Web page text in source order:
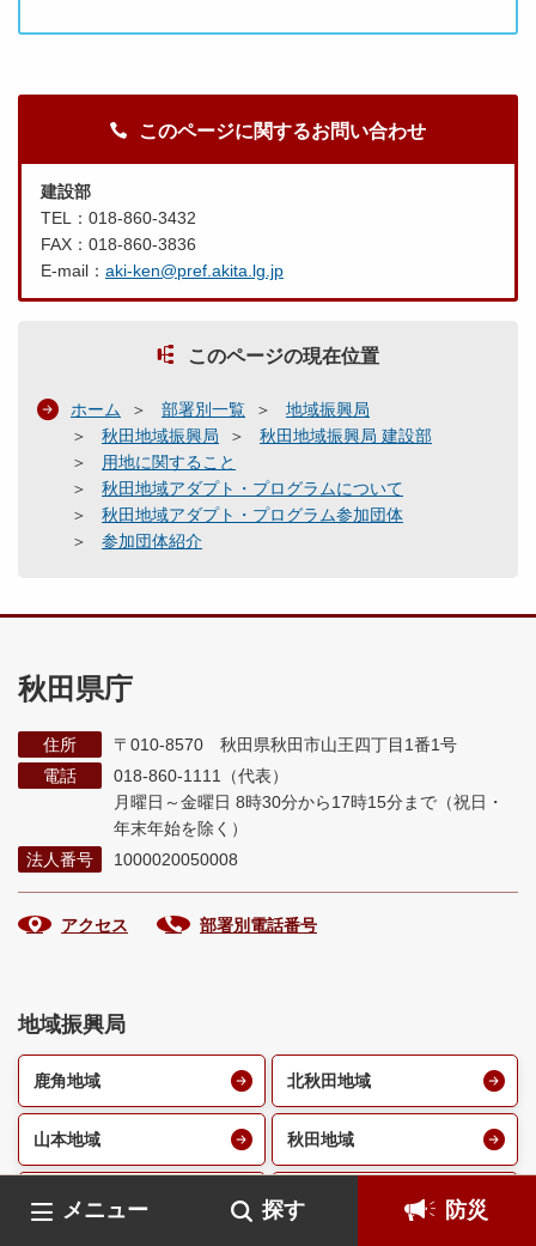
メニュー 探す 防災
このページに関するお問い合わせ
建設部
TEL：018-860-3432
FAX：018-860-3836
E-mail： aki-ken@pref.akita.lg.jp
このページの現在位置
ホーム 部署別一覧
地域振興局
秋田地域振興局
秋田地域振興局 建設部
用地に関すること
秋田地域アダプト・プログラムについて
秋田地域アダプト・プログラム参加団体
参加団体紹介
秋田県庁
住所
〒010-8570 秋田県秋田市山王四丁目1番1号
電話
018-860-1111（代表）
月曜日～金曜日 8時30分から17時15分まで （祝日・
年末年始を除く）
法人番号
1000020050008
アクセス 部署別電話番号
地域振興局
鹿角地域 北秋田地域
山本地域 秋田地域
由利地域 仙北地域